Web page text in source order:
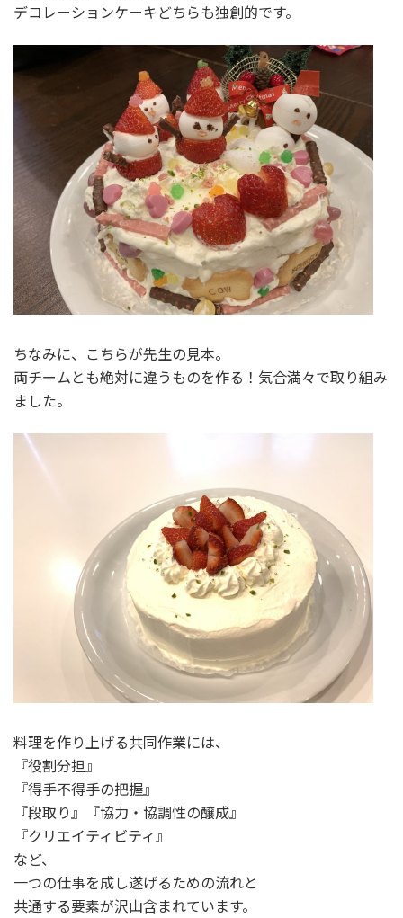
デコレーションケーキどちらも独創的です。
ちなみに、こちらが先生の見本。
両チームとも絶対に違うものを作る！気合満々で取り組み
ました。
料理を作り上げる共同作業には、
『役割分担』
『得手不得手の把握』
『段取り』『協力・協調性の醸成』
『クリエイティビティ』
など、
一つの仕事を成し遂げるための流れと
共通する要素が沢山含まれています。